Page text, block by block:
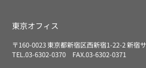
東京オフィス
〒160-0023 東京都新宿区西新宿1-22-2 新宿
TEL.03-6302-0370 FAX.03-6302-0371